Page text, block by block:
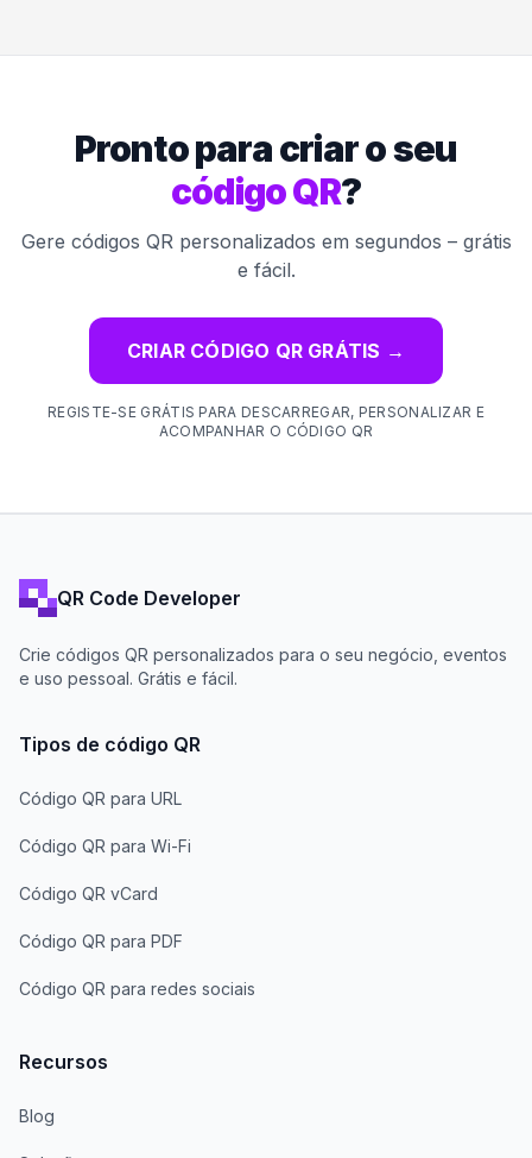
Pronto para criar o seu
código QR?
Gere códigos QR personalizados em segundos – grátis
e fácil.
CRIAR CÓDIGO QR GRÁTIS →
REGISTE-SE GRÁTIS PARA DESCARREGAR, PERSONALIZAR E
ACOMPANHAR O CÓDIGO QR
QR Code Developer
Crie códigos QR personalizados para o seu negócio, eventos
e uso pessoal. Grátis e fácil.
Tipos de código QR
Código QR para URL
Código QR para Wi-Fi
Código QR vCard
Código QR para PDF
Código QR para redes sociais
Recursos
Blog